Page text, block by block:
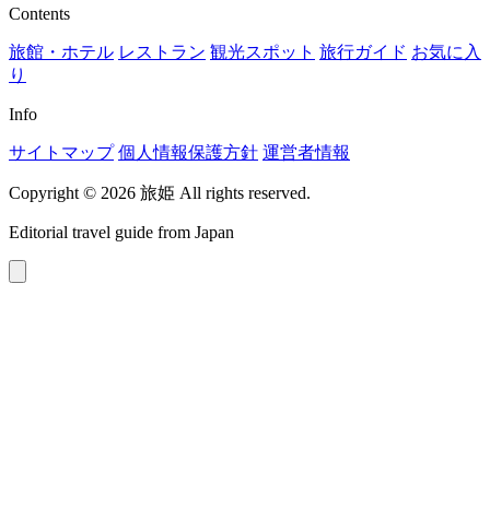
Contents
旅館・ホテル レストラン 観光スポット 旅行ガイド お気に入
り
Info
サイトマップ 個人情報保護方針 運営者情報
Copyright © 2026 旅姫 All rights reserved.
Editorial travel guide from Japan